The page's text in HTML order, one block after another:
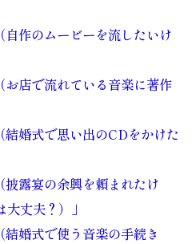
自作のムービーを流したいけ
お店で流れている音楽に著作
結婚式で思い出のCDをかけた
披露宴の余興を頼まれたけ
丈夫？）」
結婚式で使う音楽の手続き